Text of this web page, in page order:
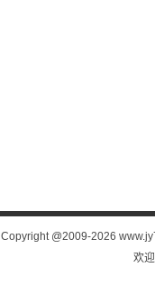
Copyright @2009-2026
欢